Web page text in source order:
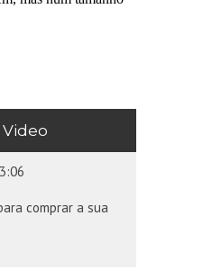
3:06
comprar a sua